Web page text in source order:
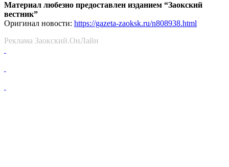
Материал любезно предоставлен изданием “Заокский
вестник”
Оригинал новости: https://gazeta-zaoksk.ru/n808938.html
Реклама Заокский.ОнЛайн